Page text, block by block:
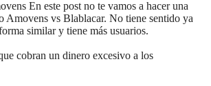
En este post no te vamos a hacer una
Amovens vs Blablacar. No tiene sentido ya
similar y tiene más usuarios.
cobran un dinero excesivo a los